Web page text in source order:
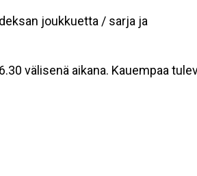
joukkuetta / sarja ja
välisenä aikana. Kauempaa